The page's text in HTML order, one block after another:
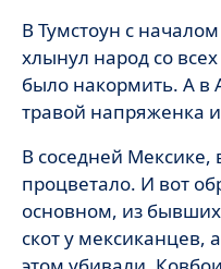
В Тумстоун с
хлынул народ со
было накормить. А в
травой напряженка
В соседней Мексике,
процветало. И вот
основном, из бывших
скот у мексиканцев,